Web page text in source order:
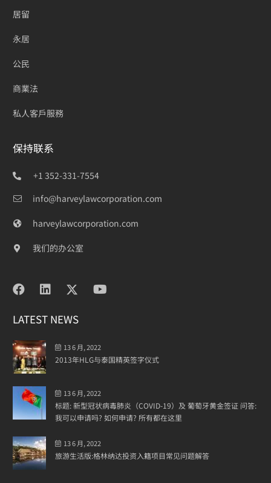
居留
永居
公民
商業法
私人客戶服務
保持联系
+1 352-331-7554
info@harveylawcorporation.com
harveylawcorporation.com
我们的办公室
LATEST NEWS
13 6 月, 2022
2013年HLG与泰国精英签字仪式
13 6 月, 2022
标题: 新型冠状病毒肺炎（COVID-19）及 葡萄牙黄金签证 问答:
我可以申请吗? 如何申请? 所有都在这里
13 6 月, 2022
旅游生活版:格林纳达投资入籍项目常见问题解答